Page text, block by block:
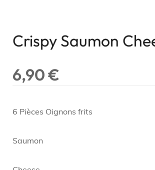
Crispy Saumon
6,90€
6 Pièces Oignons frits
Saumon